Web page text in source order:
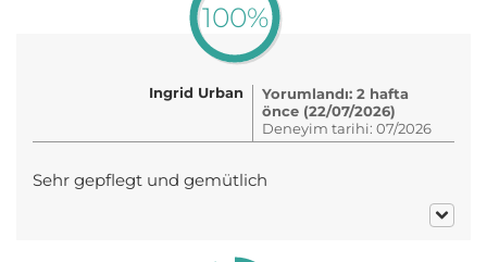
100%
Ingrid Urban
Yorumlandı: 2 hafta
önce (22/07/2026)
Deneyim tarihi: 07/2026
Sehr gepflegt und gemütlich